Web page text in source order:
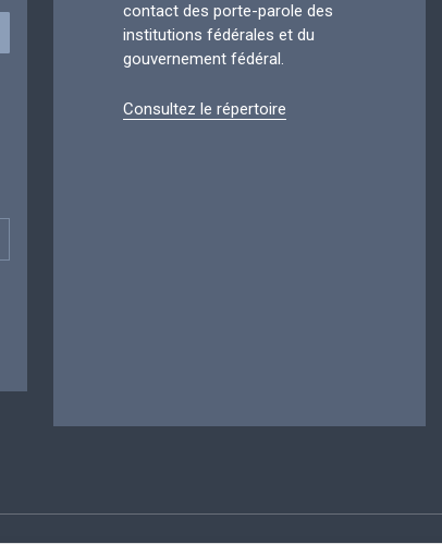
contact des porte-parole des
institutions fédérales et du
gouvernement fédéral.
Consultez le répertoire